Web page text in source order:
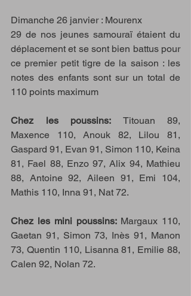
Dimanche 26 janvier : Mourenx
29 de nos jeunes samouraï étaient du
déplacement et se sont bien battus pour
ce premier petit tigre de la saison : les
notes des enfants sont sur un total de
110 points maximum
Chez les poussins: Titouan 89,
Maxence 110, Anouk 82, Lilou 81,
Gaspard 91, Evan 91, Simon 110, Keina
81, Fael 88, Enzo 97, Alix 94, Mathieu
88, Antoine 92, Aileen 91, Emi 104,
Mathis 110, Inna 91, Nat 72.
Chez les mini poussins: Margaux 110,
Gaetan 91, Simon 73, Inès 91, Manon
73, Quentin 110, Lisanna 81, Emilie 88,
Calen 92, Nolan 72.